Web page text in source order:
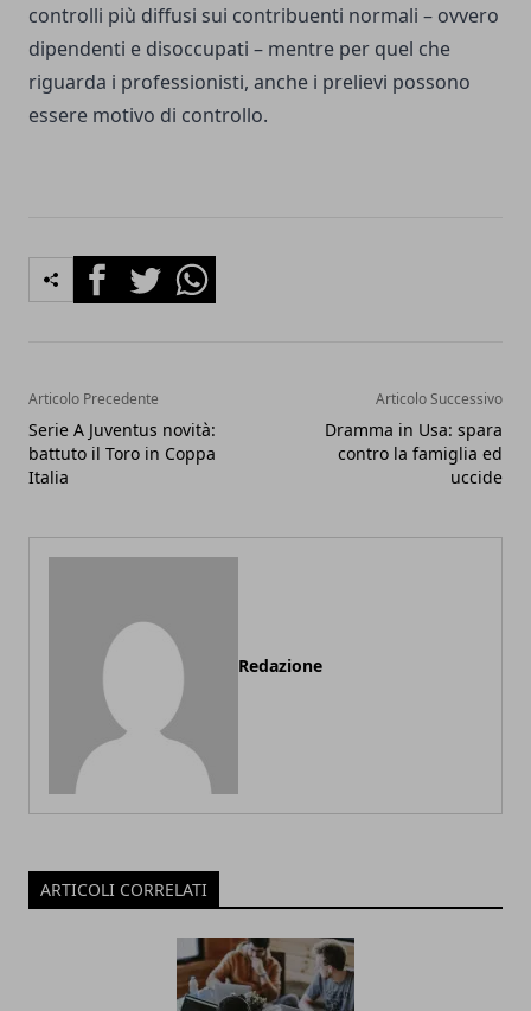
controlli più diffusi sui contribuenti normali – ovvero
dipendenti e disoccupati – mentre per quel che
riguarda i professionisti, anche i prelievi possono
essere motivo di controllo.
FacebookTwitterWhatsapp
Articolo Precedente
Serie A Juventus novità:
battuto il Toro in Coppa
Italia
Articolo Successivo
Dramma in Usa: spara
contro la famiglia ed
uccide
Redazione
ARTICOLI CORRELATI